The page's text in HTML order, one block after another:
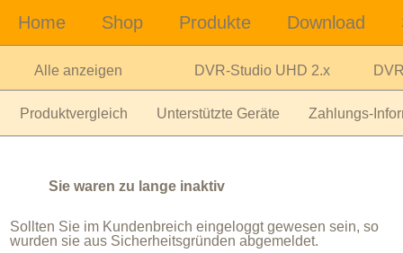
Alle anzeigen DVR-Studio UHD 2.x
Produktvergleich Unterstützte Geräte Zahlungs-
Sie waren zu lange inaktiv
Sollten Sie im Kundenbreich eingeloggt gewesen sein, so
wurden sie aus Sicherheitsgründen abgemeldet.